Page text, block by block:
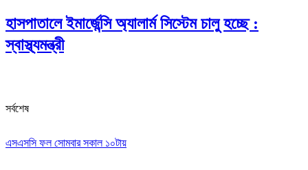
হাসপাতালে ইমার্জেন্সি অ্যালার্ম সিস্টেম চালু হচ্ছে :
স্বাস্থ্যমন্ত্রী
সর্বশেষ
এসএসসি ফল সোমবার সকাল ১০টায়